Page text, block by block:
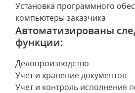
Установка программного
компьютеры заказчика
Автоматизированы
функции:
Делопроизводство
Учет и хранение документов
Учет и контроль исполнения